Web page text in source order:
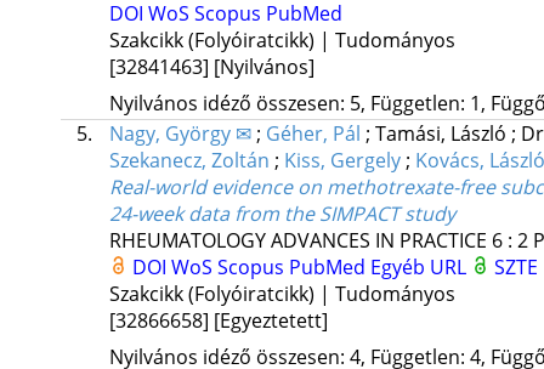
DOI WoS Scopus PubMed
Szakcikk (Folyóiratcikk) | Tudományos
[32841463] [Nyilvános]
Nyilvános idéző összesen: 5, Független: 1,
5.
Nagy, György ✉; Géher, Pál ; Tamási, László ;
Szekanecz, Zoltán ; Kiss, Gergely; Kovács, László
Real-world evidence on methotrexate-free
24-week data from the SIMPACT study
RHEUMATOLOGY ADVANCES IN PRACTICE 6: 2
DOI WoS Scopus PubMed Egyéb URL
Szakcikk (Folyóiratcikk) | Tudományos
[32866658] [Egyeztetett]
Nyilvános idéző összesen: 4, Független: 4,